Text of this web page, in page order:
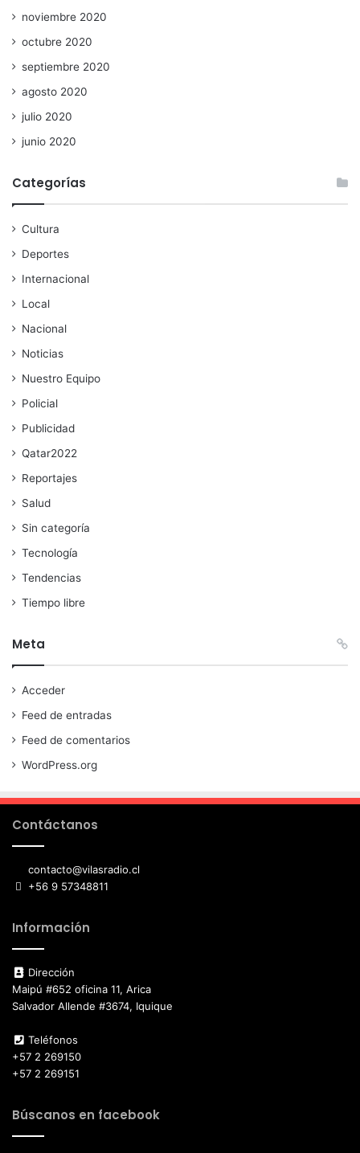
noviembre 2020
octubre 2020
septiembre 2020
agosto 2020
julio 2020
junio 2020
Categorías
Cultura
Deportes
Internacional
Local
Nacional
Noticias
Nuestro Equipo
Policial
Publicidad
Qatar2022
Reportajes
Salud
Sin categoría
Tecnología
Tendencias
Tiempo libre
Meta
Acceder
Feed de entradas
Feed de comentarios
WordPress.org
Contáctanos
contacto@vilasradio.cl
+56 9 57348811
Información
Dirección
Maipú #652 oficina 11, Arica
Salvador Allende #3674, Iquique
Teléfonos
+57 2 269150
+57 2 269151
Búscanos en facebook